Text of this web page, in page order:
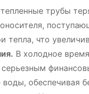
трубы
тепла, что
В холодное
обеспечивая